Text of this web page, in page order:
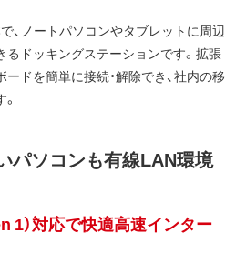
、ノートパソコンやタブレットに周辺
ドッキングステーションです。拡張
ドを簡単に接続・解除でき、社内の移
パソコンも有線LAN環境
1）対応で快適高速インター